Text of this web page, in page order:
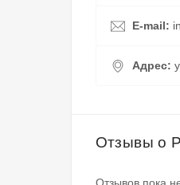
E-mail:
Адрес:
Отзывы о